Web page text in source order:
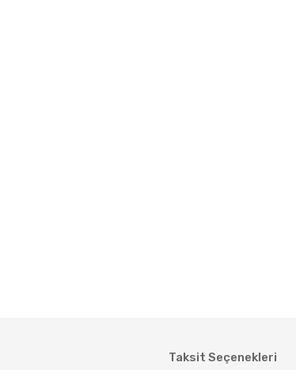
Taksit Seçenekleri